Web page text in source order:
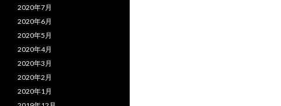
2020年7月
2020年6月
2020年5月
2020年4月
2020年3月
2020年2月
2020年1月